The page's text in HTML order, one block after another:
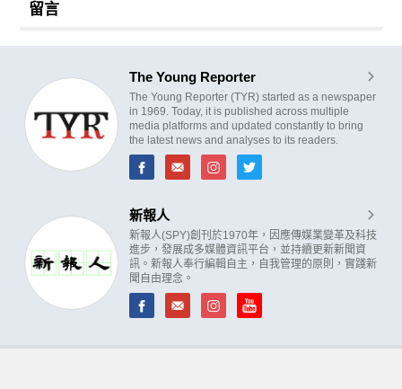
留言
The Young Reporter
The Young Reporter (TYR) started as a newspaper
in 1969. Today, it is published across multiple
media platforms and updated constantly to bring
the latest news and analyses to its readers.
新報人
新報人(SPY)創刊於1970年，因應傳媒業變革及科技
進步，發展成多媒體資訊平台，並持續更新新聞資
訊。新報人奉行編輯自主，自我管理的原則，實踐新
聞自由理念。